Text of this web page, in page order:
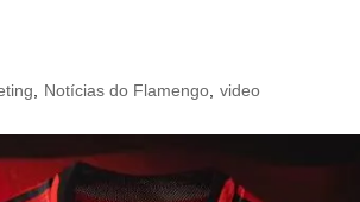
Notícias do Flamengo video